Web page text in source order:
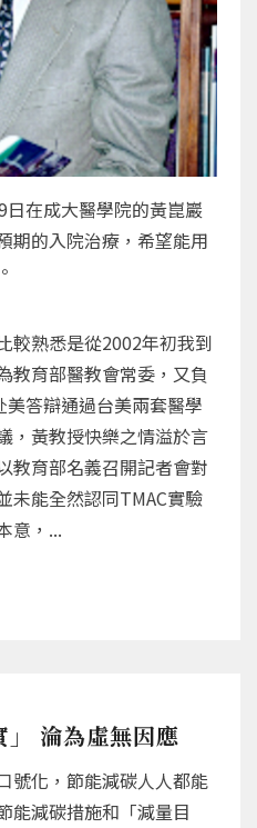
在成大醫學院的黃崑巖
期的入院治療，希望能用
較熟悉是從2002年初我到
教育部醫教會常委，又負
答辯通過台美兩套醫學
，黃教授快樂之情溢於言
教育部名義召開記者會對
未能全然認同TMAC實驗
意，...
」 淪為虛無因應
號化，節能減碳人人都能
能減碳措施和「減量目